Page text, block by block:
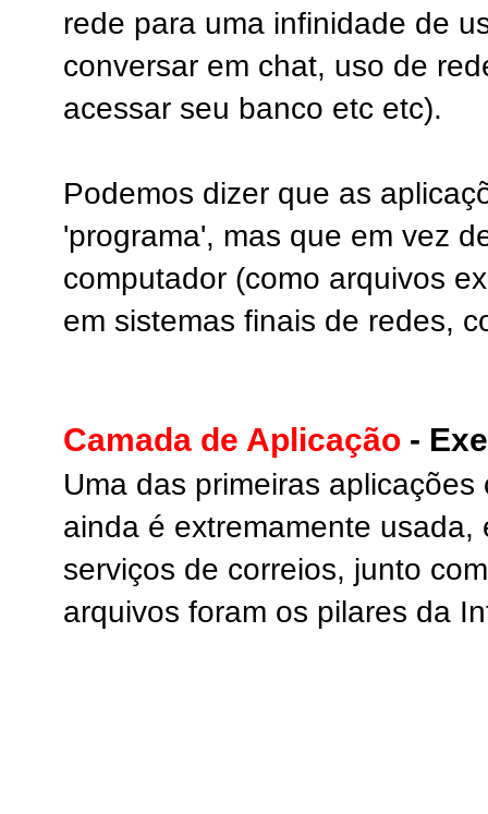
rede para uma infinidade de
conversar em chat, uso de
acessar seu banco etc etc).
Podemos dizer que as
'programa', mas que em vez
computador (como arquivos
em sistemas finais de redes,
Camada de Aplicação -
Uma das primeiras
ainda é extremamente usada,
serviços de correios, junto
arquivos foram os pilares da